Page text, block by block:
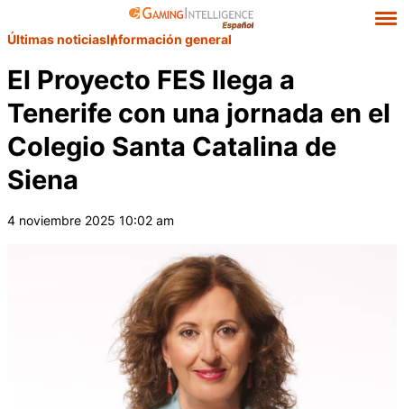
Últimas noticiasInformación general
El Proyecto FES llega a
Tenerife con una jornada en el
Colegio Santa Catalina de
Siena
4 noviembre 2025 10:02 am